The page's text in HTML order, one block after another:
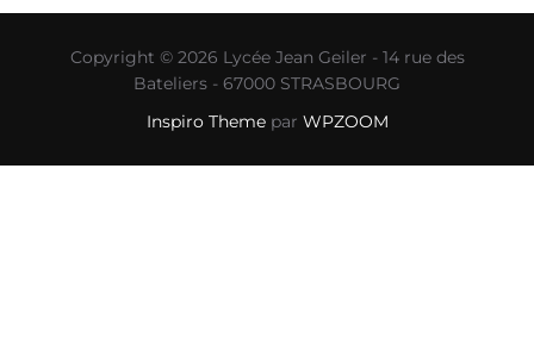
Copyright © 2026 Lycée Jean Geiler - 14 rue des
Bateliers - 67000 STRASBOURG
Inspiro Themepar WPZOOM